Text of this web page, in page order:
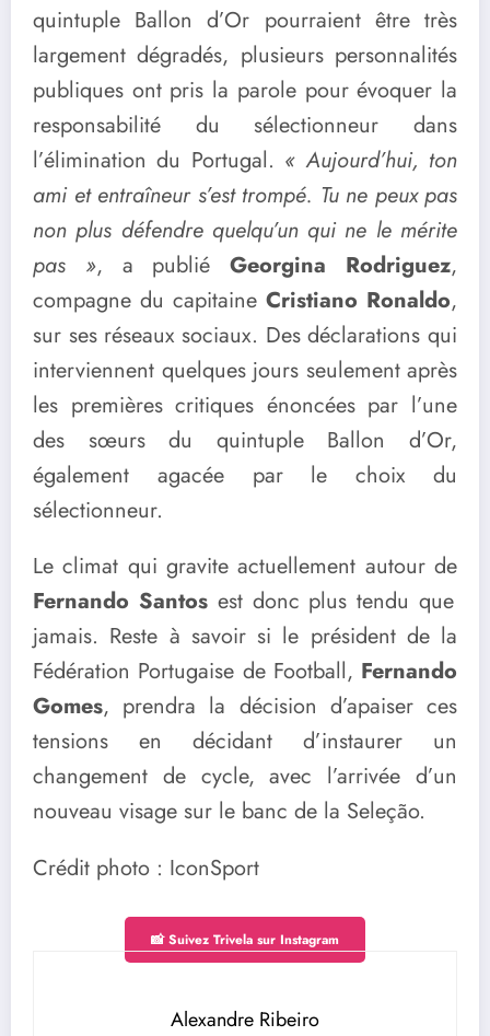
quintuple Ballon d’Or pourraient être très
largement dégradés, plusieurs personnalités
publiques ont pris la parole pour évoquer la
responsabilité du sélectionneur dans
l’élimination du Portugal. « Aujourd’hui, ton
ami et entraîneur s’est trompé. Tu ne peux pas
non plus défendre quelqu’un qui ne le mérite
pas », a publiéGeorgina Rodriguez,
compagne du capitaine Cristiano Ronaldo,
sur ses réseaux sociaux. Des déclarations qui
interviennent quelques jours seulement après
les premières critiques énoncées par l’une
des sœurs du quintuple Ballon d’Or,
également agacée par le choix du
sélectionneur.
Le climat qui gravite actuellement autour de
Fernando Santosest donc plus tendu que
jamais. Reste à savoir si le président de la
Fédération Portugaise de Football, Fernando
Gomes, prendra la décision d’apaiser ces
tensions en décidant d’instaurer un
changement de cycle, avec l’arrivée d’un
nouveau visage sur le banc de la Seleção.
Crédit photo : IconSport
📸 Suivez Trivela sur Instagram
Alexandre Ribeiro